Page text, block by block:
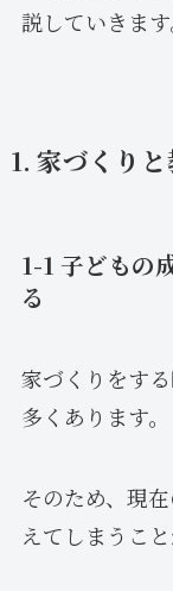
説していきます
1. 家づくり
1-1 子どもの
る
家づくりをす
多くあります。
そのため、現
えてしまうこと